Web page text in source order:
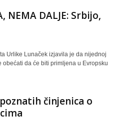
NEMA DALJE: Srbijo,
Urlike Lunaček izjavila je da nijednoj
da će biti primljena u Evropsku
činjenica o